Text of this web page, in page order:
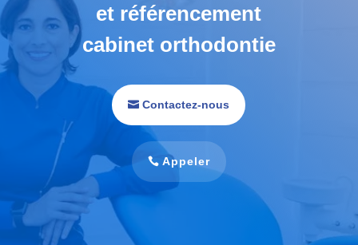
et référencement
cabinet orthodontie
Contactez-nous
Appeler